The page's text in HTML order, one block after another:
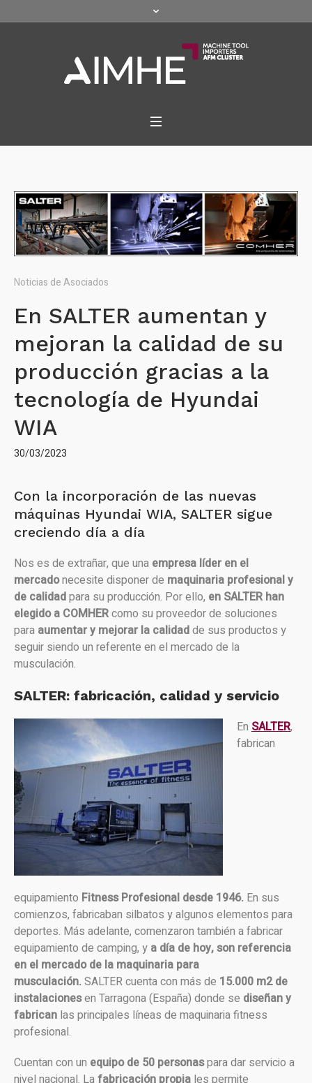
Noticias de Asociados
En SALTER aumentan y
mejoran la calidad de su
producción gracias a la
tecnología de Hyundai
WIA
30/03/2023
Con la incorporación de las nuevas
máquinas Hyundai WIA, SALTER sigue
creciendo día a día
Nos es de extrañar, que una empresa líder en el
mercadonecesite disponer de maquinaria profesional y
de calidadpara su producción. Por ello, en SALTER han
elegido a COMHERcomo su proveedor de soluciones
para aumentar y mejorar la calidadde sus productos y
seguir siendo un referente en el mercado de la
musculación.
SALTER: fabricación, calidad y servicio
En SALTER,
fabrican
equipamiento Fitness Profesional desde 1946. En sus
comienzos, fabricaban silbatos y algunos elementos para
deportes. Más adelante, comenzaron también a fabricar
equipamiento de camping, y a día de hoy, son referencia
en el mercado de la maquinaria para
musculación.SALTER cuenta con más de 15.000 m2 de
instalacionesen Tarragona (España) donde se diseñan y
fabrican las principales líneas de maquinaria fitness
profesional.
Cuentan con un equipo de 50 personaspara dar servicio a
nivel nacional. Lafabricación propia les permite